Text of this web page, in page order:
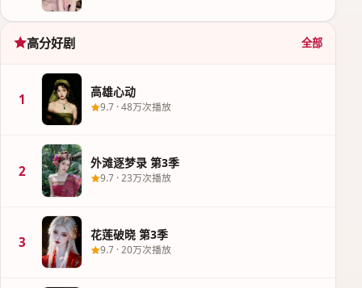
高分好剧 全部
1 高雄心动
9.7 ·48万次播放
2 外滩逐梦录 第3季
9.7 ·23万次播放
3 花莲破晓 第3季
9.7 · 20万次播放